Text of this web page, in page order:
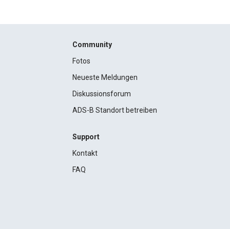
Community
Fotos
Neueste Meldungen
Diskussionsforum
ADS-B Standort betreiben
Support
Kontakt
FAQ